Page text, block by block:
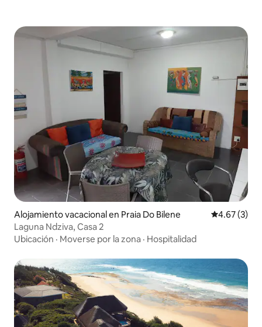
Alojamiento vacacional en Praia Do Bilene Calificación
4.67 (3)
Laguna Ndziva, Casa 2
Ubicación · Moverse por la zona · Hospitalidad